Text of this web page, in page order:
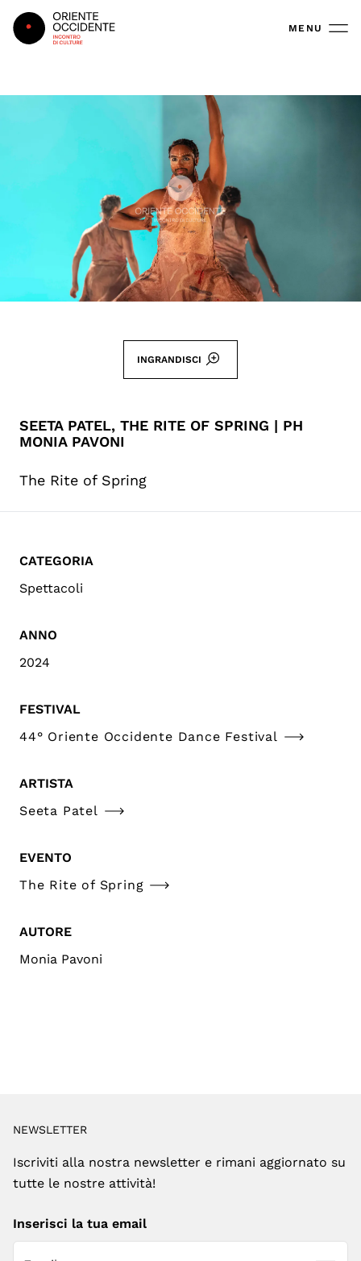
Oriente Occidente MENU
INGRANDISCI
SEETA PATEL, THE RITE OF SPRING | PH
MONIA PAVONI
The Rite of Spring
CATEGORIA
Spettacoli
ANNO
2024
FESTIVAL
44° Oriente Occidente Dance Festival
ARTISTA
Seeta Patel
EVENTO
The Rite of Spring
AUTORE
Monia Pavoni
NEWSLETTER
Iscriviti alla nostra newsletter e rimani aggiornato su
tutte le nostre attività!
Inserisci la tua email